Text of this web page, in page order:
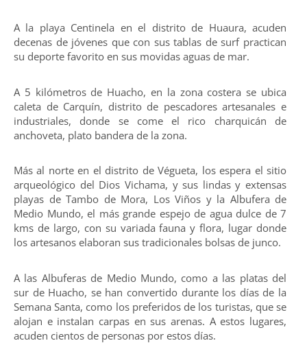
A la playa Centinela en el distrito de Huaura, acuden
decenas de jóvenes que con sus tablas de surf practican
su deporte favorito en sus movidas aguas de mar.
A 5 kilómetros de Huacho, en la zona costera se ubica
caleta de Carquín, distrito de pescadores artesanales e
industriales, donde se come el rico charquicán de
anchoveta, plato bandera de la zona.
Más al norte en el distrito de Végueta, los espera el sitio
arqueológico del Dios Vichama, y sus lindas y extensas
playas de Tambo de Mora, Los Viños y la Albufera de
Medio Mundo, el más grande espejo de agua dulce de 7
kms de largo, con su variada fauna y flora, lugar donde
los artesanos elaboran sus tradicionales bolsas de junco.
A las Albuferas de Medio Mundo, como a las platas del
sur de Huacho, se han convertido durante los días de la
Semana Santa, como los preferidos de los turistas, que se
alojan e instalan carpas en sus arenas. A estos lugares,
acuden cientos de personas por estos días.